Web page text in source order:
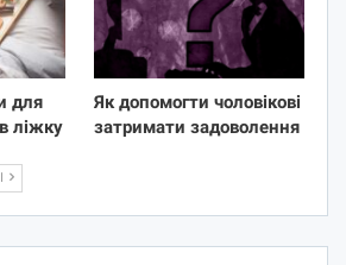
для
ліжку
Як допомогти чоловікові
затримати задоволення